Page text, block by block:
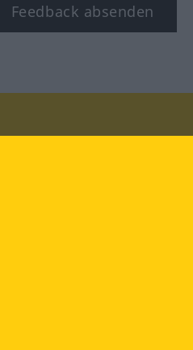
Feedback absenden